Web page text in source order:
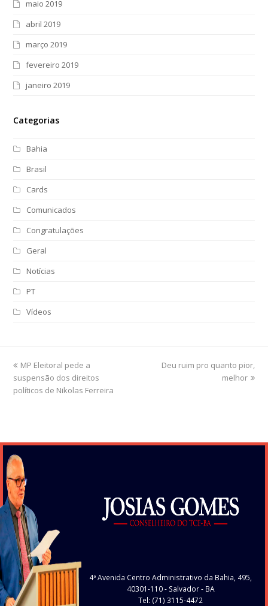
maio 2019
abril 2019
março 2019
fevereiro 2019
janeiro 2019
Categorias
Bahia
Brasil
Cards
Comunicados
Congratulações
Geral
Notícias
PT
Vídeos
previous
post:
MP Eleitoral pede a
suspensão dos direitos
políticos de Nikolas Ferreira
next
Deu ruim pro quanto pior,
melhor
4ª Avenida Centro Administrativo da Bahia, 495,
40301-110- Salvador - BA
Tel: (71) 3115-4472